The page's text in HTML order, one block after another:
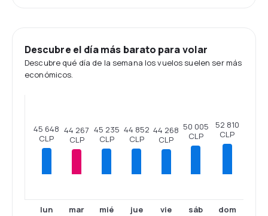
Descubre el día más barato para volar
Descubre qué día de la semana los vuelos suelen ser más
económicos.
45 648
CLP
lun
44 267
CLP
mar
45 235
CLP
mié
44 852
CLP
jue
44 268
CLP
vie
50 005
CLP
sáb
52 810
CLP
dom